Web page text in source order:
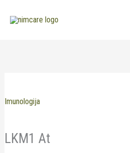
Imunologija
LKM1 At